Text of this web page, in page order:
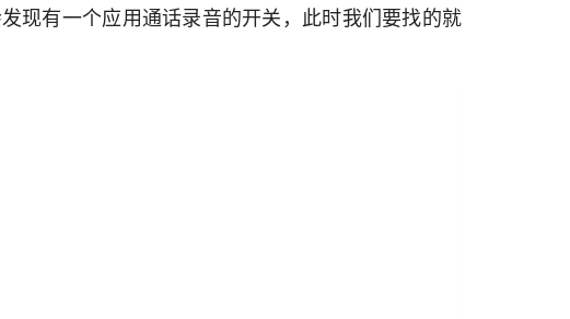
现有一个应用通话录音的开关，此时我们要找的就